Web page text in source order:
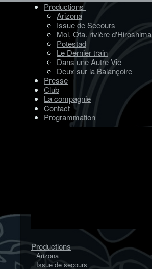
Productions
Arizona
Issue de Secours
Moi, Ota. rivière d'Hiroshima
Potestad
Le Dernier train
Dans une Autre Vie
Deux sur la Balançoire
Presse
Club
La compagnie
Contact
Programmation
Productions
Arizona
Issue de secours